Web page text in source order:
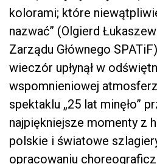
kolorami; które
nazwać” (Olgierd
Zarządu Głównego
wieczór upłynął w
wspomnieniowej
spektaklu „25 lat minęło”
najpiękniejsze momenty z
polskie i światowe
opracowaniu